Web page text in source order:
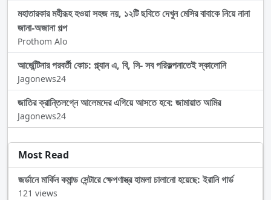
মহাতারকার মহীরূহ হওয়া সহজ নয়, ১২টি ছবিতে দেখুন মেসির বাবাকে নিয়ে নানা
জানা-অজানা গল্প
Prothom Alo
আর্জেন্টিনার পরবর্তী কোচ: প্ল্যান এ, বি, সি- সব পরিকল্পনাতেই স্কালোনি
Jagonews24
জাতির ক্রান্তিলগ্নে আলেমদের এগিয়ে আসতে হবে: জামায়াত আমির
Jagonews24
Most Read
জর্ডানে মার্কিন কমান্ড সেন্টারে ক্ষেপণাস্ত্র হামলা চালানো হয়েছে: ইরানি গার্ড
121 views